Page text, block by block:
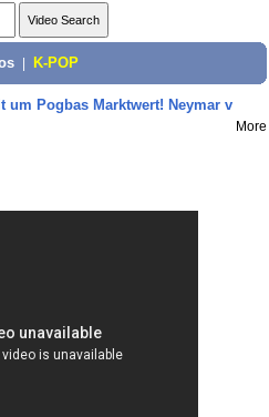
K-POP
um Pogbas Marktwert! Neymar v
More